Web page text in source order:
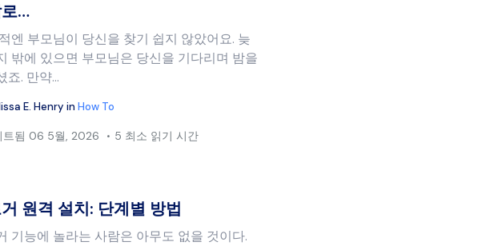
하세요
북 링크 복사
…
엔 부모님이 당신을 찾기 쉽지 않았어요. 늦
밖에 있으면 부모님은 당신을 기다리며 밤을
죠. 만약…
E. Henry inHow To
됨 06 5월, 2026 5 최소 읽기 시간
원격 설치: 단계별 방법
기능에 놀라는 사람은 아무도 없을 것이다.